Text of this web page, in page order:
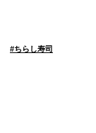
#ちらし寿司